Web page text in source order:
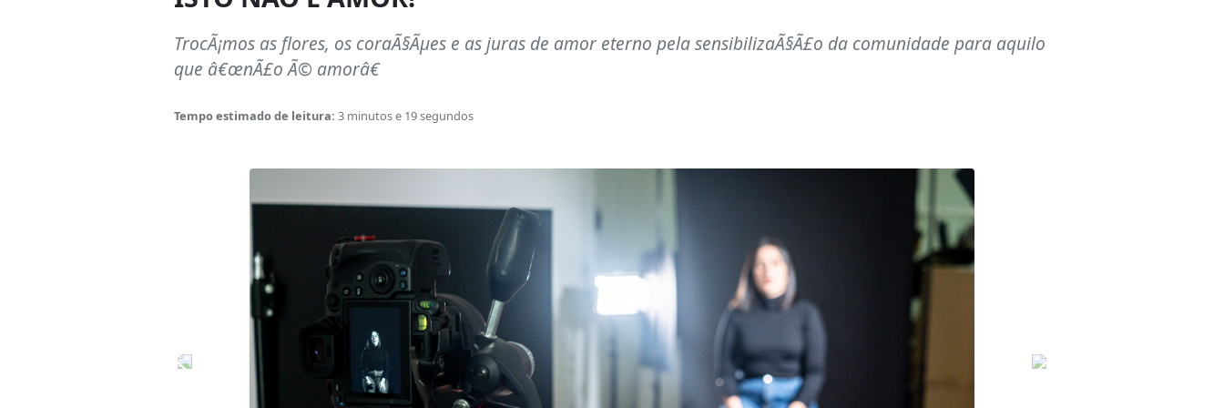
TrocÃ¡mos as flores, os coraÃ§Ãµes e as juras de amor eterno pela sensibilizaÃ§Ã£o da comunidade para aquilo
que â€œnÃ£o Ã© amorâ€
Tempo estimado de leitura: 3 minutos e 19 segundos